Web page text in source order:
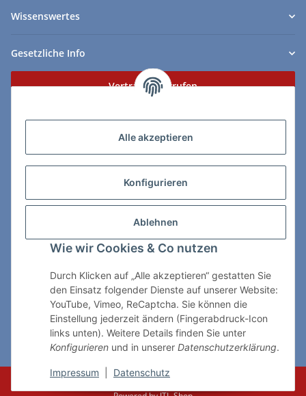
Alle akzeptieren
Konfigurieren
Ablehnen
Wie wir Cookies & Co nutzen
Durch Klicken auf „Alle akzeptieren“ gestatten Sie
den Einsatz folgender Dienste auf unserer Website:
YouTube, Vimeo, ReCaptcha. Sie können die
Einstellung jederzeit ändern (Fingerabdruck-Icon
links unten). Weitere Details finden Sie unter
Konfigurieren und in unserer Datenschutzerklärung.
Impressum Datenschutz
Wissenswertes
Gesetzliche Info
Vertrag widerrufen
ChessWare Schachversand
89264 Weissenhorn
Telefon: 0 7309 / 7999
shop@chessware.de
* Alle Preise inkl. gesetzlicher USt., zzgl.Versand